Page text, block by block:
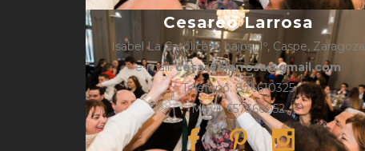
Cesareo Larrosa
Isabel La Católica 4, bajos, 1º, Caspe, Zaragoza
e-mail:cesareolarrosa@gmail.com
Teléfono: 876610325
Móvil: 657366052